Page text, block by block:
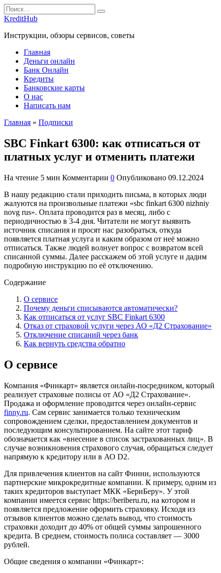
Перейти
к
Search
for:
KreditHub
Инструкции, обзоры сервисов, советы
Главная
Деньги онлайн
Банк Онлайн
Кредиты
Банковские карты
О нас
Написать нам
Главная » Подписки
SBC Finkart 6300: как отписаться от
платных услуг и отменить платежи
На чтение 5 мин Комментарии 0 Опубликовано 09.12.2024
В нашу редакцию стали приходить письма, в которых люди
жалуются на произвольные платежи «sbc finkart 6300 nizhniy
novg rus». Оплата проводится раз в месяц, либо с
периодичностью в 3-4 дня. Читатели не могут выявить
источник списания и просят нас разобраться, откуда
появляется платная услуга и каким образом от неё можно
отписаться. Также людей волнует вопрос с возвратом всей
списанной суммы. Далее расскажем об этой услуге и дадим
подробную инструкцию по её отключению.
Содержание
О сервисе
Почему деньги списываются автоматически?
Как отписаться от услуг SBC Finkart 6300
Отказ от страховой услуги через АО «Д2 Страхование»
Отключение списаний через банк
Как вернуть средства обратно
О сервисе
Компания «Финкарт» является онлайн-посредником, который
реализует страховые полисы от АО «Д2 Страхование».
Продажа и оформление проводится через онлайн-сервис
finny.ru. Сам сервис занимается только техническим
сопровождением сделки, предоставлением документов и
последующим консультированием. На сайте этот тариф
обозначается как «внесение в список застрахованных лиц». В
случае возникновения страхового случая, обращаться следует
напрямую к кредитору или в АО D2.
Для привлечения клиентов на сайт Финни, используются
партнерские микрокредитные компании. К примеру, одним из
таких кредиторов выступает МКК «БериБеру». У этой
компании имеется сервис https://beriberu.ru, на котором и
появляется предложение оформить страховку. Исходя из
отзывов клиентов можно сделать вывод, что стоимость
страховки доходит до 40% от общей суммы запрошенного
кредита. В среднем, стоимость полиса составляет — 3000
рублей.
Общие сведения о компании «Финкарт»: